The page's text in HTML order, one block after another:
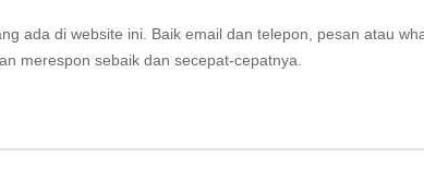
ada di website ini. Baik email dan telepon, pesan atau
merespon sebaik dan secepat-cepatnya.